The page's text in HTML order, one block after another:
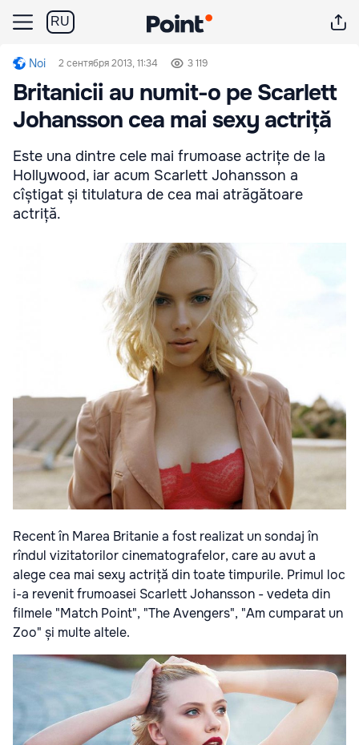
RU
Noi 2 сентября 2013, 11:34 3 119
Britanicii au numit-o pe Scarlett
Johansson cea mai sexy actriță
Este una dintre cele mai frumoase actrițe de la
Hollywood, iar acum Scarlett Johansson a
cîștigat și titulatura de cea mai atrăgătoare
actriță.
Recent în Marea Britanie a fost realizat un sondaj în
rîndul vizitatorilor cinematografelor, care au avut a
alege cea mai sexy actriță din toate timpurile. Primul loc
i-a revenit frumoasei Scarlett Johansson - vedeta din
filmele "Match Point", "The Avengers", "Am cumparat un
Zoo" și multe altele.